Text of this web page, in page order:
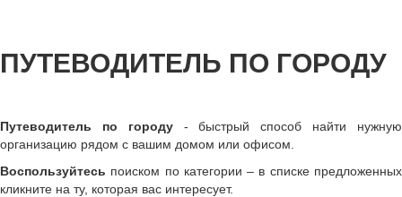
ПУТЕВОДИТЕЛЬ ПО ГОРОДУ
Путеводитель по городу- быстрый способ найти нужную
организацию рядом с вашим домом или офисом.
Воспользуйтесь поиском по категории – в списке предложенных
кликните на ту, которая вас интересует.